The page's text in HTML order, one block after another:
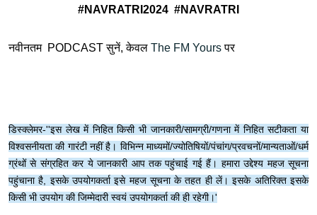
#NAVRATRI2024 #NAVRATRI
नवीनतम PODCAST सुनें, केवल The FM Yoursपर
डिस्क्लेमर-''इस लेख में निहित किसी भी जानकारी/सामग्री/गणना में निहित सटीकता या
विश्वसनीयता की गारंटी नहीं है। विभिन्न माध्यमों/ज्योतिषियों/पंचांग/प्रवचनों/मान्यताओं/धर्म
ग्रंथों से संग्रहित कर ये जानकारी आप तक पहुंचाई गई हैं। हमारा उद्देश्य महज सूचना
पहुंचाना है, इसके उपयोगकर्ता इसे महज सूचना के तहत ही लें। इसके अतिरिक्त इसके
किसी भी उपयोग की जिम्मेदारी स्वयं उपयोगकर्ता की ही रहेगी।'